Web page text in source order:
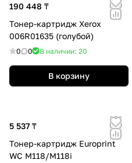
190 448 ₸
Тонер-картридж Xerox
006R01635 (голубой)
0 0 В наличии: 20
В корзину
5 537 ₸
Тонер-картридж Europrint
WC M118/M118i